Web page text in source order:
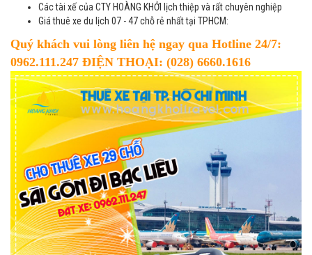
Các tài xế của CTY HOÀNG KHỞI lịch thiệp và rất chuyên nghiệp
Giá thuê xe du lịch 07 - 47 chỗ rẻ nhất tại TPHCM:
Quý khách vui lòng liên hệ ngay qua Hotline 24/7:
0962.111.247 ĐIỆN THOẠI: (028) 6660.1616